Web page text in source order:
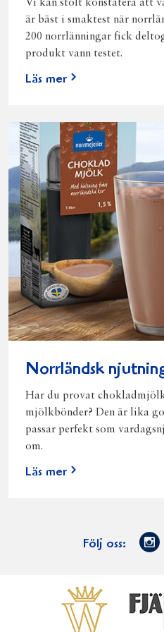
Vi kan stolt konstatera att
är bäst i smaktest när
200 norrlänningar fick
produkt vann testet.
Läs mer
Norrländsk
Har du provat
mjölkbönder? Den är lika
passar perfekt som
om.
Läs mer
Följ oss:
Gör gott för